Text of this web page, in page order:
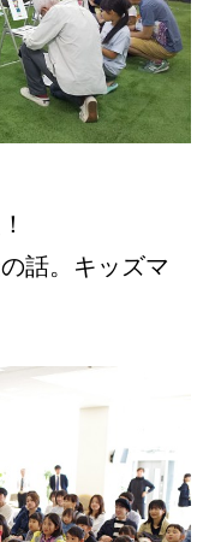
話。キッズマ